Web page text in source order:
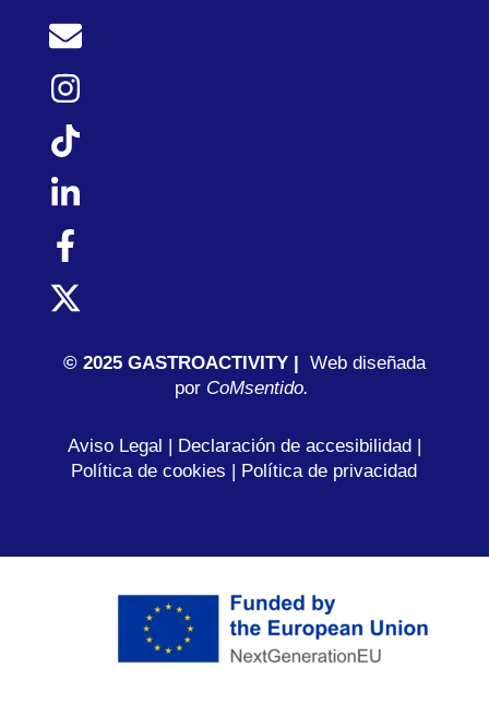
© 2025 GASTROACTIVITY | Web diseñada
porCoMsentido.
Aviso Legal | Declaración de accesibilidad|
Política de cookies | Política de privacidad